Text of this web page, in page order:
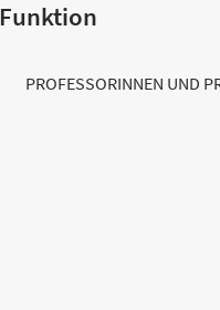
Funktion
PROFESSORINNEN UND